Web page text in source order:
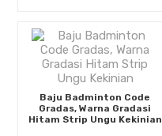
Baju Badminton Code
Gradas, Warna Gradasi
Hitam Strip Ungu Kekinian